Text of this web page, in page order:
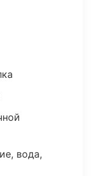
вода,